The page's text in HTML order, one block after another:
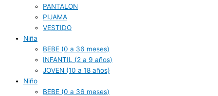
PANTALON
PIJAMA
VESTIDO
Niña
BEBE (0 a 36 meses)
INFANTIL (2 a 9 años)
JOVEN (10 a 18 años)
Niño
BEBE (0 a 36 meses)